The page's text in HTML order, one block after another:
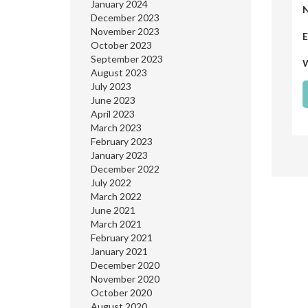
January 2024
December 2023
November 2023
October 2023
September 2023
August 2023
July 2023
June 2023
April 2023
March 2023
February 2023
January 2023
December 2022
July 2022
March 2022
June 2021
March 2021
February 2021
January 2021
December 2020
November 2020
October 2020